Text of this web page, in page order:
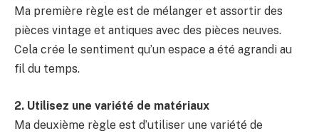
Ma première règle est de mélanger et assortir des
pièces vintage et antiques avec des pièces neuves.
Cela crée le sentiment qu’un espace a été agrandi au
fil du temps.
2. Utilisez une variété de matériaux
Ma deuxième règle est d’utiliser une variété de